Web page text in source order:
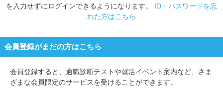
を入力せずにログインできるようになります。 ID・パスワードを忘
れた方はこちら
会員登録がまだの方はこちら
会員登録すると、 適職診断テストや就活イベント案内など、さま
ざまな会員限定のサービスを受けることができます。